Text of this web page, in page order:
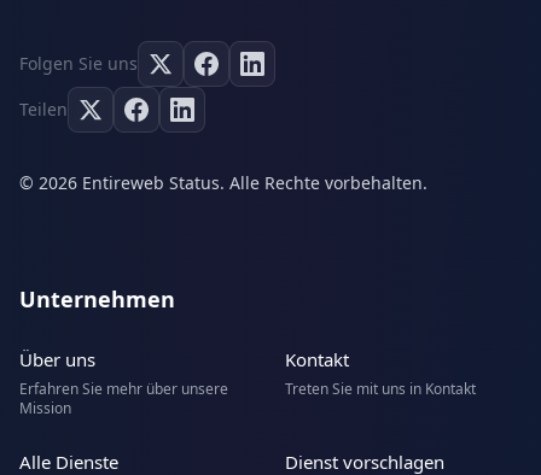
Folgen Sie uns
Teilen
© 2026 Entireweb Status. Alle Rechte vorbehalten.
Unternehmen
Über uns
Erfahren Sie mehr über unsere
Mission
Kontakt
Treten Sie mit uns in Kontakt
Alle Dienste Dienst vorschlagen